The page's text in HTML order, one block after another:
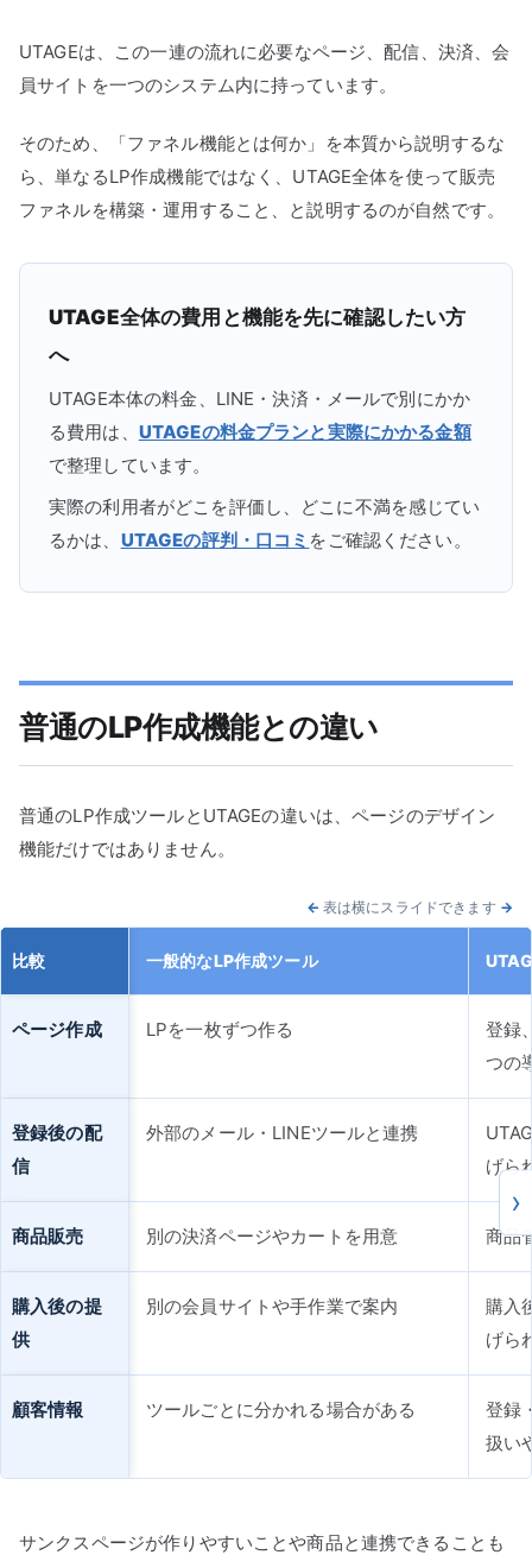
UTAGEは、この一連の流れに必要なページ、配信、決済、会
員サイトを一つのシステム内に持っています。
そのため、「ファネル機能とは何か」を本質から説明するな
ら、単なるLP作成機能ではなく、UTAGE全体を使って販売
ファネルを構築・運用すること、と説明するのが自然です。
UTAGE全体の費用と機能を先に確認したい方
へ
UTAGE本体の料金、LINE・決済・メールで別にかか
る費用は、 UTAGEの料金プランと実際にかかる金額
で整理しています。
実際の利用者がどこを評価し、どこに不満を感じてい
るかは、 UTAGEの評判・口コミ をご確認ください。
普通のLP作成機能との違い
普通のLP作成ツールとUTAGEの違いは、ページのデザイン
機能だけではありません。
← 表は横にスライドできます →
比較 一般的なLP作成ツール
ページ作成 LPを一枚ずつ作る
登録
つの
登録後の配
信
外部のメール・LINEツールと連携
げら
商品販売 別の決済ページやカートを用意 商品
購入後の提
供
別の会員サイトや手作業で案内
購入
げら
顧客情報 ツールごとに分かれる場合がある
登録
扱い
サンクスページが作りやすいことや商品と連携できることも